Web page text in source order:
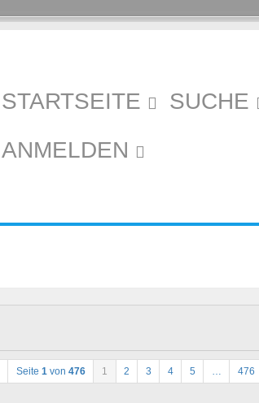
STARTSEITE
SUCHE
ANMELDEN
Seite 1 von 476 1 2 3 4 5 … 476